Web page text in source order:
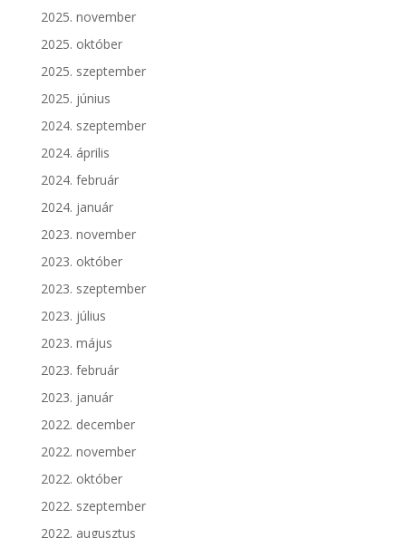
2025. november
2025. október
2025. szeptember
2025. június
2024. szeptember
2024. április
2024. február
2024. január
2023. november
2023. október
2023. szeptember
2023. július
2023. május
2023. február
2023. január
2022. december
2022. november
2022. október
2022. szeptember
2022. augusztus